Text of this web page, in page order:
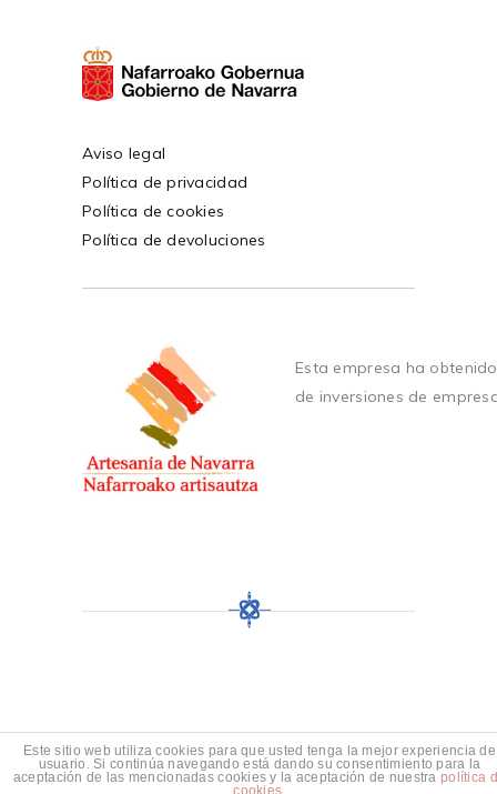
Aviso legal
Política de privacidad
Política de cookies
Política de devoluciones
Esta empresa ha
de inversiones de
Este sitio web utiliza cookies para que usted tenga la mejor experiencia de
usuario. Si continúa navegando está dando su consentimiento para la
aceptación de las mencionadas cookies y la aceptación de nuestrapolítica
cookies